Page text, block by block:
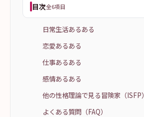
目次全6項目
日常生活あるある
恋愛あるある
仕事あるある
感情あるある
他の性格理論で見る冒険家（ISFP）
よくある質問（FAQ）